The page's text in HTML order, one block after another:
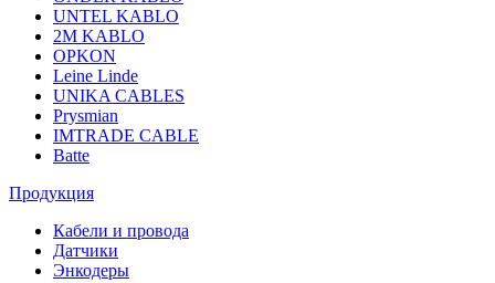
UNTEL KABLO
2M KABLO
OPKON
Leine Linde
UNIKA CABLES
Prysmian
IMTRADE CABLE
Batte
Продукция
Кабели и провода
Датчики
Энкодеры